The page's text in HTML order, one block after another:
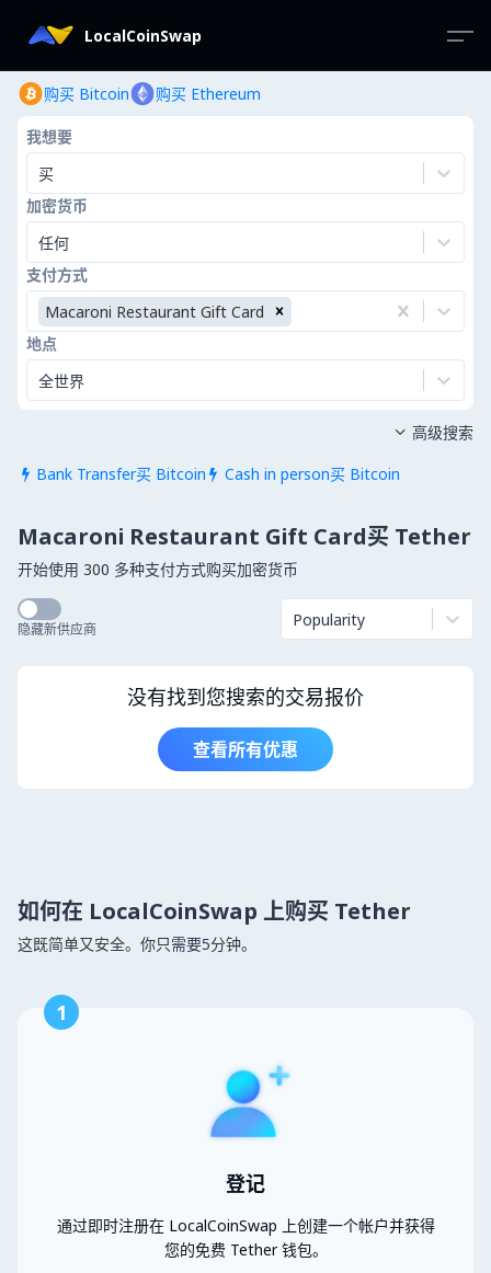
LocalCoinSwap
购买 Bitcoin 购买 Ethereum
我想要
买
加密货币
任何
支付方式
Macaroni Restaurant Gift Card
地点
全世界
 Bank Transfer买 Bitcoin  Cash in person买 Bitcoin
 高级搜索
Macaroni Restaurant Gift Card买 Tether
开始使用 300 多种支付方式购买加密货币
隐藏新供应商 Popularity
没有找到您搜索的交易报价
查看所有优惠
如何在 LocalCoinSwap 上购买 Tether
这既简单又安全。你只需要5分钟。
1
登记
通过即时注册在 LocalCoinSwap 上创建一个帐户并获得
您的免费 Tether 钱包。